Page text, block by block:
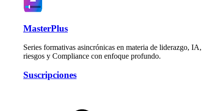
MasterPlus
Series formativas asincrónicas en materia de liderazgo, IA,
riesgos y Compliance con enfoque profundo.
Suscripciones